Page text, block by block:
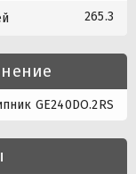
265.3
GE240DO.2RS